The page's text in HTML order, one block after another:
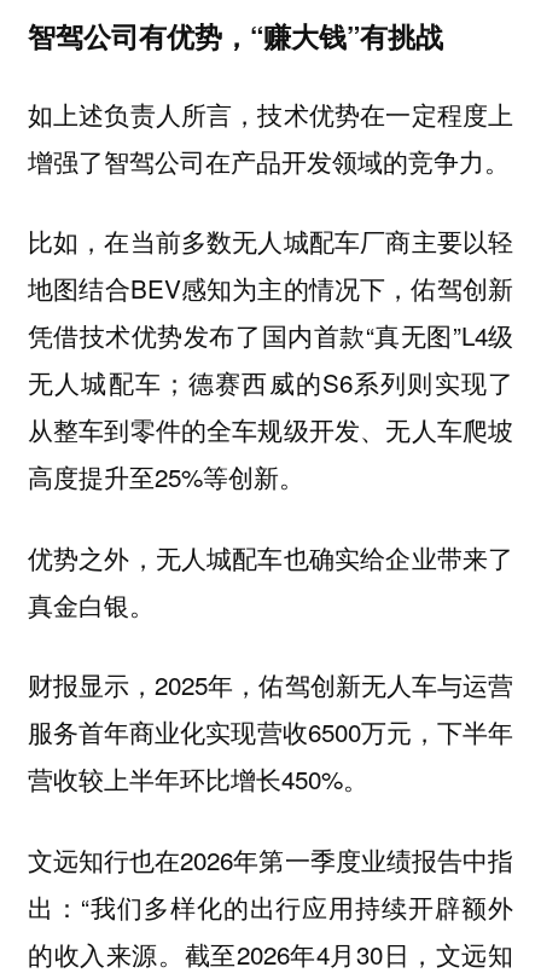
智驾公司有优势，“赚大钱”有挑战
如上述负责人所言，技术优势在一定程度上
增强了智驾公司在产品开发领域的竞争力。
比如，在当前多数无人城配车厂商主要以轻
地图结合BEV感知为主的情况下，佑驾创新
凭借技术优势发布了国内首款“真无图”L4级
无人城配车；德赛西威的S6系列则实现了
从整车到零件的全车规级开发、无人车爬坡
高度提升至25%等创新。
优势之外，无人城配车也确实给企业带来了
真金白银。
财报显示，2025年，佑驾创新无人车与运营
服务首年商业化实现营收6500万元，下半年
营收较上半年环比增长450%。
文远知行也在2026年第一季度业绩报告中指
出：“我们多样化的出行应用持续开辟额外
的收入来源。截至2026年4月30日，文远知